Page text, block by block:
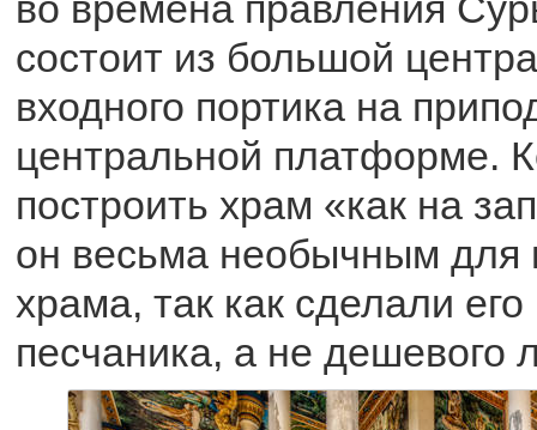
состоит из большой
входного портика на
центральной платформе.
построить храм «как на
он весьма необычным для
храма, так как сделали
песчаника, а не дешевого